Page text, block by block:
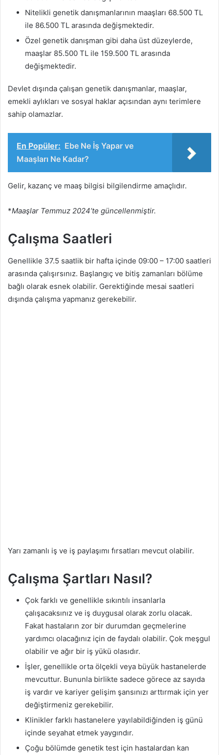
Nitelikli genetik danışmanlarının maaşları 68.500 TL
ile 86.500 TL arasında değişmektedir.
Özel genetik danışman gibi daha üst düzeylerde,
maaşlar 85.500 TL ile 159.500 TL arasında
değişmektedir.
Devlet dışında çalışan genetik danışmanlar, maaşlar,
emekli aylıkları ve sosyal haklar açısından aynı terimlere
sahip olamazlar.
En Popüler: Ebe Ne İş Yapar ve
Maaşları Ne Kadar?
Gelir, kazanç ve maaş bilgisi bilgilendirme amaçlıdır.
*Maaşlar Temmuz 2024’te güncellenmiştir.
Çalışma Saatleri
Genellikle 37.5 saatlik bir hafta içinde 09:00 – 17:00 saatleri
arasında çalışırsınız. Başlangıç ​​ve bitiş zamanları bölüme
bağlı olarak esnek olabilir. Gerektiğinde mesai saatleri
dışında çalışma yapmanız gerekebilir.
Yarı zamanlı iş ve iş paylaşımı fırsatları mevcut olabilir.
Çalışma Şartları Nasıl?
Çok farklı ve genellikle sıkıntılı insanlarla
çalışacaksınız ve iş duygusal olarak zorlu olacak.
Fakat hastaların zor bir durumdan geçmelerine
yardımcı olacağınız için de faydalı olabilir. Çok meşgul
olabilir ve ağır bir iş yükü olasıdır.
İşler, genellikle orta ölçekli veya büyük hastanelerde
mevcuttur. Bununla birlikte sadece görece az sayıda
iş vardır ve kariyer gelişim şansınızı arttırmak için yer
değiştirmeniz gerekebilir.
Klinikler farklı hastanelere yayılabildiğinden iş günü
içinde seyahat etmek yaygındır.
Çoğu bölümde genetik test için hastalardan kan